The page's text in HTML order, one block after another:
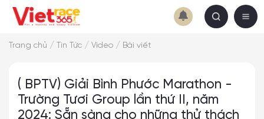
Trang chủ / Tin Tức / Video / Bài viết
( BPTV) Giải Bình Phước Marathon -
Trường Tươi Group lần thứ II, năm
2024: Sẵn sàng cho những thử thách